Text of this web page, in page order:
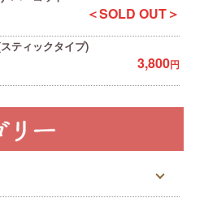
＜SOLD OUT＞
ティックタイプ)
3,800円